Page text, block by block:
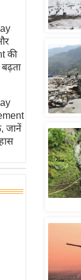
की
जानें